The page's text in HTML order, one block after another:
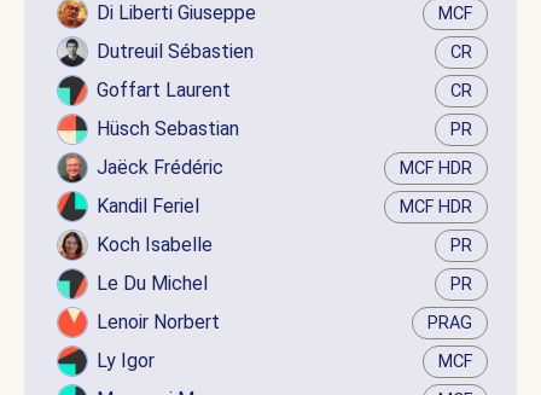
Di Liberti Giuseppe MCF
Dutreuil Sébastien CR
Goffart Laurent CR
Hüsch Sebastian PR
Jaëck Frédéric MCF HDR
Kandil Feriel MCF HDR
Koch Isabelle PR
Le Du Michel PR
Lenoir Norbert PRAG
Ly Igor MCF